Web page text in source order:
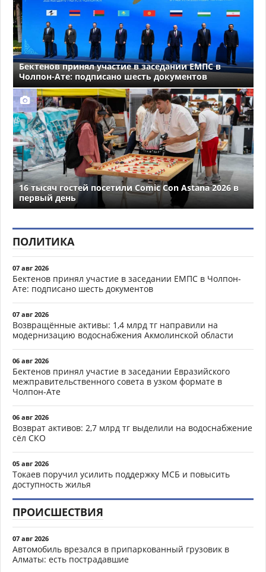
Бектенов принял участие в заседании ЕМПС в
Чолпон-Ате: подписано шесть документов
16 тысяч гостей посетили Comic Con Astana 2026 в
первый день
ПОЛИТИКА
07 авг 2026
Бектенов принял участие в заседании ЕМПС в Чолпон-
Ате: подписано шесть документов
07 авг 2026
Возвращённые активы: 1,4 млрд тг направили на
модернизацию водоснабжения Акмолинской области
06 авг 2026
Бектенов принял участие в заседании Евразийского
межправительственного совета в узком формате в
Чолпон-Ате
06 авг 2026
Возврат активов: 2,7 млрд тг выделили на водоснабжение
сёл СКО
05 авг 2026
Токаев поручил усилить поддержку МСБ и повысить
доступность жилья
ПРОИСШЕСТВИЯ
07 авг 2026
Автомобиль врезался в припаркованный грузовик в
Алматы: есть пострадавшие